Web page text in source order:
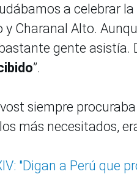
a celebrar
Charanal Alto.
gente asistía.
”.
siempre
más necesitados,
"Digan a Perú que